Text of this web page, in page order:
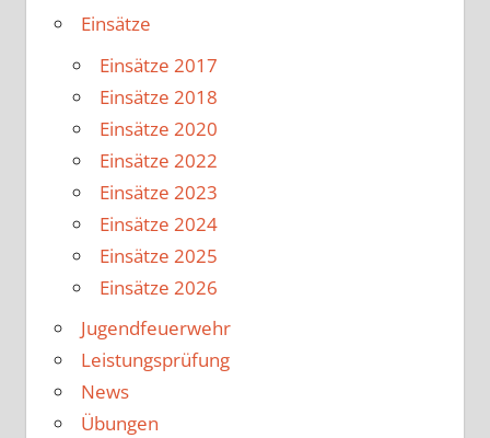
Einsätze
Einsätze 2017
Einsätze 2018
Einsätze 2020
Einsätze 2022
Einsätze 2023
Einsätze 2024
Einsätze 2025
Einsätze 2026
Jugendfeuerwehr
Leistungsprüfung
News
Übungen